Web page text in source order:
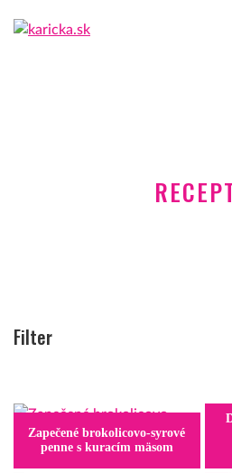
Filter
Zapečené brokolicovo-syrové
penne s kuracím mäsom